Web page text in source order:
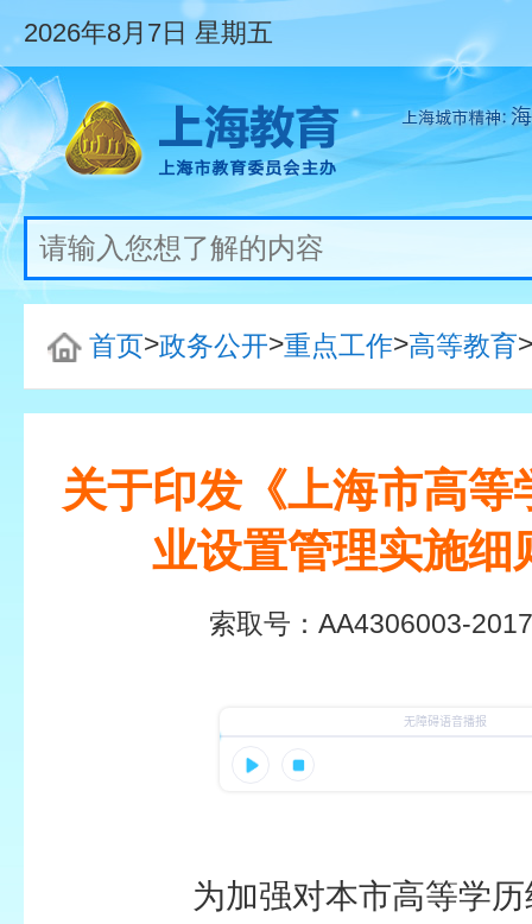
2026年8月7日 星期五
首页>政务公开>重点工作>高等教育>
关于印发《上海市高等
业设置管理实施细
索取号： AA4306003-
为加强对本市高等学历